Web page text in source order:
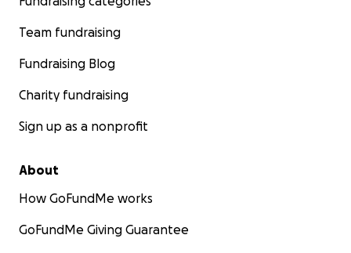
Team fundraising
Fundraising Blog
Charity fundraising
Sign up as a nonprofit
About
How GoFundMe works
GoFundMe Giving Guarantee